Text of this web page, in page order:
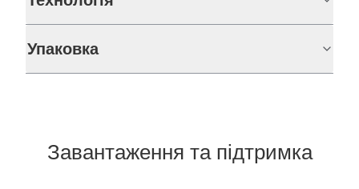
Упаковка
Завантаження та підтримка